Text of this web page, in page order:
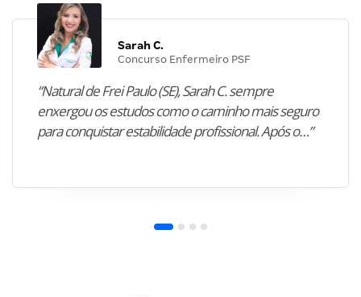
Sarah C.
Concurso Enfermeiro PSF
“Natural de Frei Paulo (SE), Sarah C. sempre
enxergou os estudos como o caminho mais seguro
para conquistar estabilidade profissional. Após o…”